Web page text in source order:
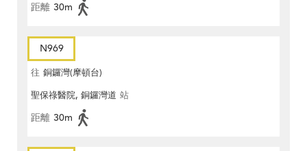
距離 30m
N969
往 銅鑼灣(摩頓台)
聖保祿醫院, 銅鑼灣道 站
距離 30m